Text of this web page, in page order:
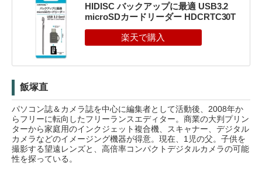
HIDISC バックアップに最適 USB3.2
microSDカードリーダー HDCRTC30T
飯塚直
パソコン誌＆カメラ誌を中心に編集者として活動後、2008年か
らフリーに転向したフリーランスエディター。商業の大判プリン
ターから家庭用のインクジェット複合機、スキャナー、デジタル
カメラなどのイメージング機器が得意。現在、1児の父。子供を
撮影する望遠レンズと、高倍率コンパクトデジタルカメラの可能
性を探っている。